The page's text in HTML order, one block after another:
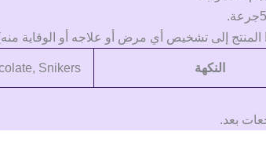
المنتج إلى تشخيص أي مرض أو علاجه أو الوقاية
النكهة Snikers
بعد.